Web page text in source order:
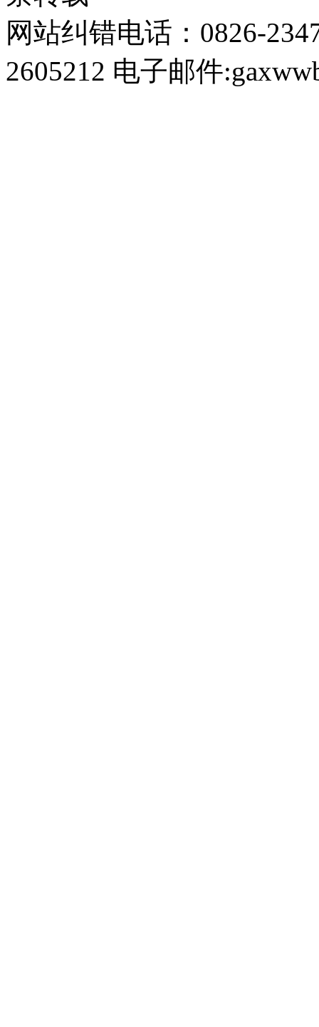
网站纠错电话：0826-
2605212 电子邮件